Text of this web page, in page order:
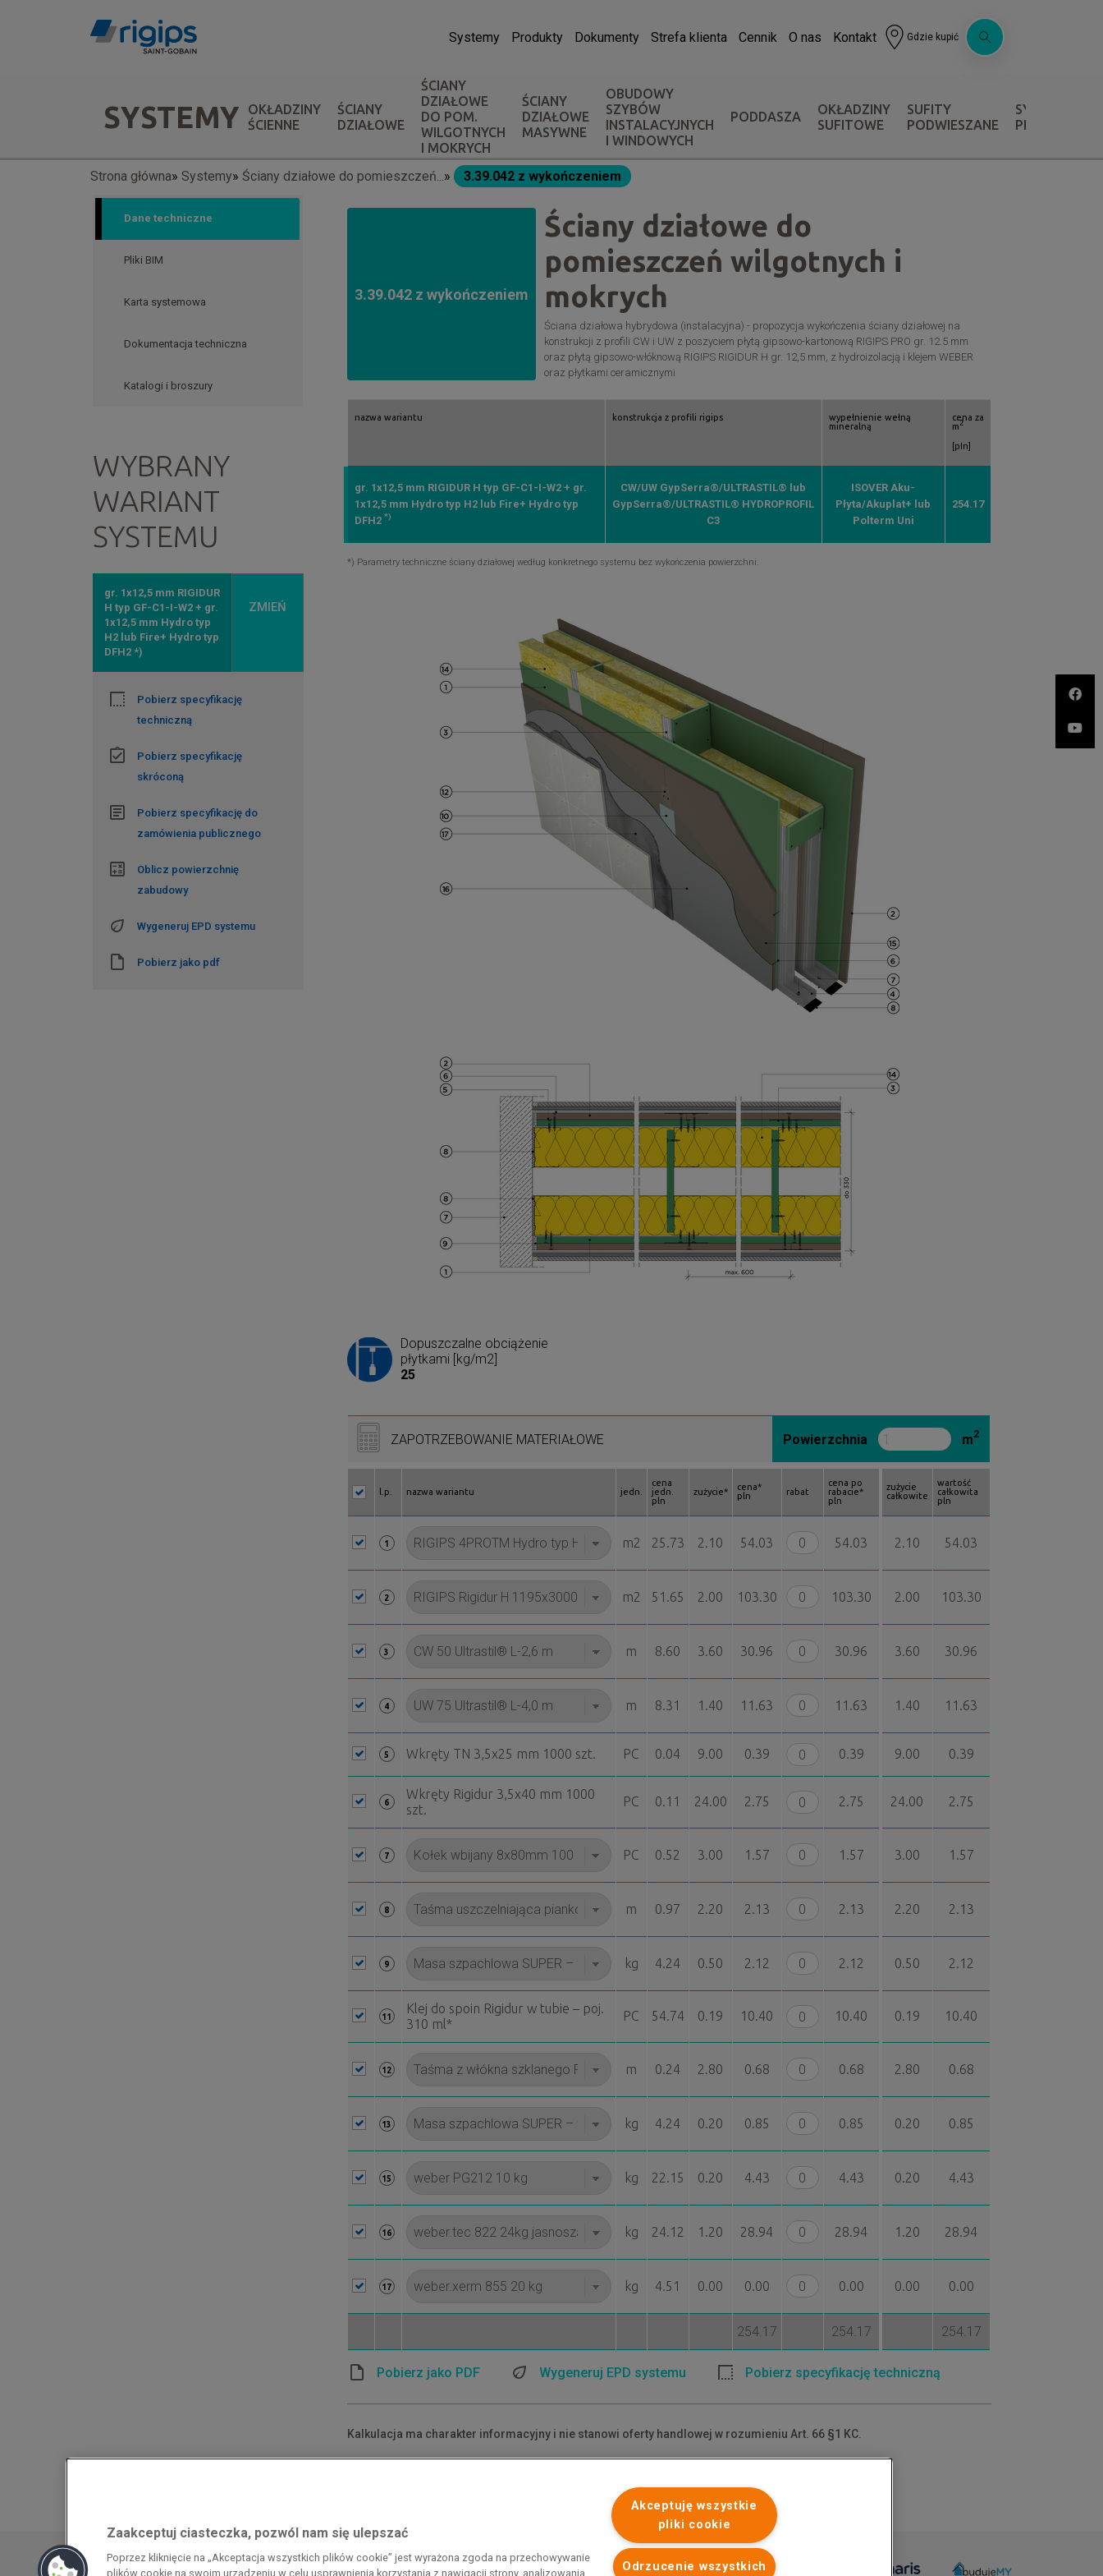
Systemy Produkty Dokumenty Strefa klienta Cennik O nas Kontakt Gdzie kupić
systemówSYSTEMY
OKŁADZINY
ŚCIENNE
ŚCIANY
DZIAŁOWE
ŚCIANY
DZIAŁOWE
DO POM.
WILGOTNYCH
I MOKRYCH
ŚCIANY
DZIAŁOWE
MASYWNE
OBUDOWY
SZYBÓW
INSTALACYJNYCH
I WINDOWYCH
PODDASZA
OKŁADZINY
SUFITOWE
SUFITY
PODWIESZANE
SYSTEMY
Ścieżka
nawigacyjna
Strona główna Systemy Ściany działowe do pomieszczeń... 3.39.042 z wykończeniem
Dane techniczne
Pliki BIM
Karta systemowa
Dokumentacja techniczna
Katalogi i broszury
WYBRANY
WARIANT
SYSTEMU
gr. 1x12,5 mm RIGIDUR
H typ GF-C1-I-W2 + gr.
1x12,5 mm Hydro typ
H2 lub Fire+ Hydro typ
DFH2 *)
ZMIEŃ
Pobierz specyfikację
techniczną
Pobierz specyfikację
skróconą
Pobierz specyfikację do
zamówienia publicznego
Oblicz powierzchnię
zabudowy
Wygeneruj EPD systemu
Pobierz jako pdf
3.39.042 z wykończeniem
Ściany działowe do
pomieszczeń wilgotnych i
mokrych
Ściana działowa hybrydowa (instalacyjna) - propozycja wykończenia ściany działowej na
konstrukcji z profili CW i UW z poszyciem płytą gipsowo-kartonową RIGIPS PRO gr. 12.5 mm
oraz płytą gipsowo-włóknową RIGIPS RIGIDUR H gr. 12,5 mm, z hydroizolacją i klejem WEBER
oraz płytkami ceramicznymi
nazwa wariantu konstrukcja z profili rigips
wypełnienie wełną
mineralną
cena za
m2
[pln]
gr. 1x12,5 mm RIGIDUR H typ GF-C1-I-W2 + gr.
1x12,5 mm Hydro typ H2 lub Fire+ Hydro typ
DFH2 *)
CW/UW GypSerra®/ULTRASTIL® lub
GypSerra®/ULTRASTIL® HYDROPROFIL
C3
ISOVER Aku-
Płyta/Akuplat+ lub
Polterm Uni
254.17
*) Parametry techniczne ściany działowej według konkretnego systemu bez wykończenia powierzchni.
Dopuszczalne obciążenie
płytkami [kg/m2]
25
ZAPOTRZEBOWANIE MATERIAŁOWE Powierzchnia m2
l.p. nazwa wariantu jedn.
cena
jedn.
pln
zużycie*
cena*
pln
rabat
cena po
rabacie*
pln
zużycie
całkowite
wartość
całkowita
pln
1 m2 25.73 2.10 54.03 54.03 2.10 54.03
2 m2 51.65 2.00 103.30 103.30 2.00 103.30
3 m 8.60 3.60 30.96 30.96 3.60 30.96
4 m 8.31 1.40 11.63 11.63 1.40 11.63
5 Wkręty TN 3,5x25 mm 1000 szt. PC 0.04 9.00 0.39 0.39 9.00 0.39
6
Wkręty Rigidur 3,5x40 mm 1000
szt.
PC 0.11 24.00 2.75 2.75 24.00 2.75
7 PC 0.52 3.00 1.57 1.57 3.00 1.57
8 m 0.97 2.20 2.13 2.13 2.20 2.13
9 kg 4.24 0.50 2.12 2.12 0.50 2.12
11
Klej do spoin Rigidur w tubie – poj.
310 ml*
PC 54.74 0.19 10.40 10.40 0.19 10.40
12 m 0.24 2.80 0.68 0.68 2.80 0.68
13 kg 4.24 0.20 0.85 0.85 0.20 0.85
15 kg 22.15 0.20 4.43 4.43 0.20 4.43
16 kg 24.12 1.20 28.94 28.94 1.20 28.94
17 kg 4.51 0.00 0.00 0.00 0.00 0.00
254.17 254.17 254.17
Pobierz jako PDF Wygeneruj EPD systemu Pobierz specyfikację techniczną
Kalkulacja ma charakter informacyjny i nie stanowi oferty handlowej w rozumieniu Art. 66 §1 KC.
*Podane ceny są cenami netto.
energochłonnego związana z cenami gazu ziemnego i energii elektrycznej w 2023 r.”. Przedsiębiorca uzyskał
Zaakceptuj ciasteczka, pozwól nam się ulepszać
Poprzez kliknięcie na „Akceptacja wszystkich plików cookie” jest wyrażona zgoda na przechowywanie
plików cookie na swoim urządzeniu w celu usprawnienia korzystania z nawigacji strony, analizowania
Akceptuję wszystkie
pliki cookie
Odrzucenie wszystkich